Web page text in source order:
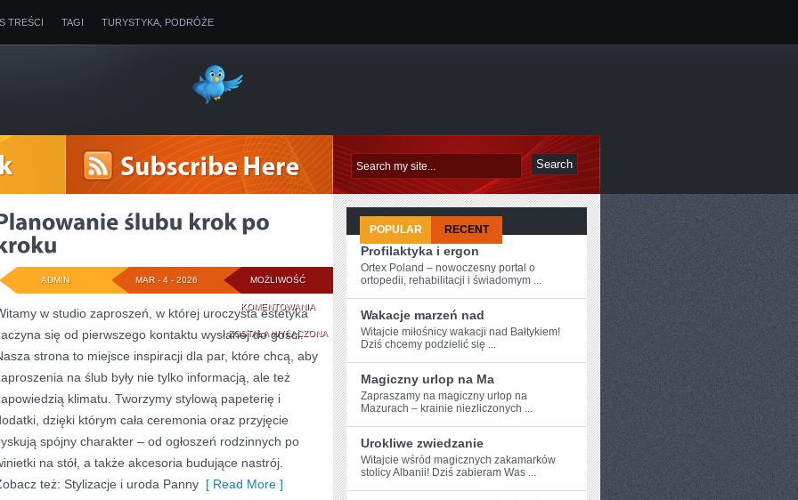
TREŚCI TAGI TURYSTYKA, PODRÓŻE
MOŻLIWOŚĆ
KOMENTOWANIAPLANOWANIE
ŚLUBU
KROK
KROKU
ZOSTAŁA WYŁĄCZONA
MAR - 4 - 2026
ADMIN
w studio zaproszeń, w której uroczysta estetyka
się od pierwszego kontaktu wysłanej do gości.
strona to miejsce inspiracji dla par, które chcą, aby
na ślub były nie tylko informacją, ale też
klimatu. Tworzymy stylową papeterię i
dzięki którym cała ceremonia oraz przyjęcie
spójny charakter – od ogłoszeń rodzinnych po
na stół, a także akcesoria budujące nastrój.
też: Stylizacje i uroda Panny [ Read More ]
POPULAR RECENT
Profilaktyka i ergon
Ortex Poland – nowoczesny portal o
ortopedii, rehabilitacji i świadomym ...
Wakacje marzeń nad
Witajcie ⁣miłośnicy wakacji nad Bałtykiem!
Dziś chcemy podzielić się ...
Magiczny urlop na Ma
Zapraszamy na magiczny⁣ urlop na
Mazurach –⁤ krainie⁣ niezliczonych ...
Urokliwe zwiedzanie
Witajcie wśród magicznych zakamarków
stolicy‌ Albanii! Dziś ​zabieram Was ...